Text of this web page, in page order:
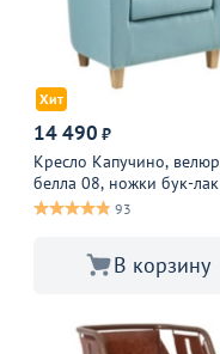
Хит
14 490 ₽
Кресло Капучино, велюр
белла 08, ножки бук-лак
93
В корзину